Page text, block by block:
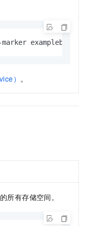
examplebucket
） 。
的所有存储空间。